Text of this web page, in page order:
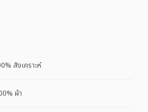
สังเคราะห์
ผ้า